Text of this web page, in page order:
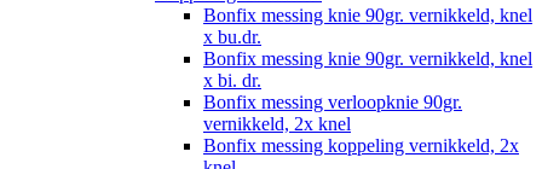
Bonfix messing knie 90gr. vernikkeld, knel
x bu.dr.
Bonfix messing knie 90gr. vernikkeld, knel
x bi. dr.
Bonfix messing verloopknie 90gr.
vernikkeld, 2x knel
Bonfix messing koppeling vernikkeld, 2x